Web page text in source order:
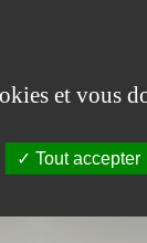
et vous
Tout accepter